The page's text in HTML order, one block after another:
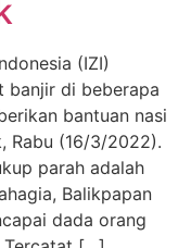
(IZI)
banjir di beberapa
bantuan nasi
Rabu (16/3/2022).
parah adalah
Balikpapan
dada orang